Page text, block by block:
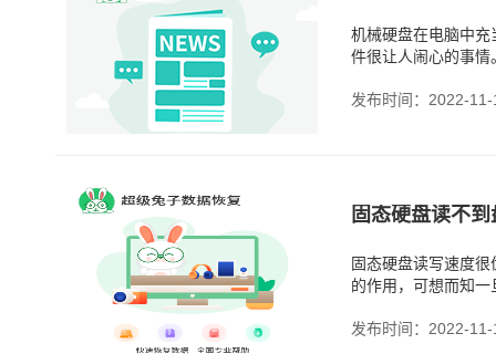
机械硬盘在电脑中
件很让人闹心的事情
发布时间：2022-11-
固态硬盘读不
固态硬盘读写速度
的作用，可想而知
发布时间：2022-11-